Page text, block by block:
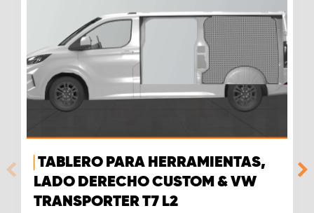
TABLERO PARA HERRAMIENTAS,
LADO DERECHO CUSTOM & VW
TRANSPORTER T7 L2